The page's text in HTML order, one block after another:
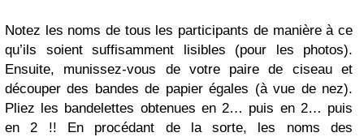
Notez les noms de tous les participants de manière à ce
qu’ils soient suffisamment lisibles (pour les photos).
Ensuite, munissez-vous de votre paire de ciseau et
découper des bandes de papier égales (à vue de nez).
Pliez les bandelettes obtenues en 2… puis en 2… puis
en 2 !! En procédant de la sorte, les noms des